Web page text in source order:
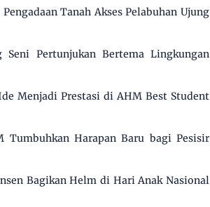
Tanah Akses Pelabuhan Ujung
Pertunjukan Bertema Lingkungan
Menjadi Prestasi di AHM Best Student
Tumbuhkan Harapan Baru bagi Pesisir
Bagikan Helm di Hari Anak Nasional